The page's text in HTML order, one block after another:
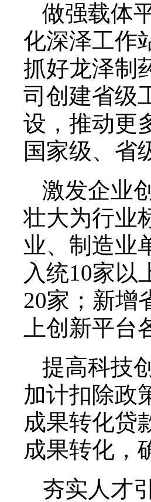
做强载体
化深泽工作
抓好龙泽制
司创建省级
设，推动更
国家级、省
激发企业
壮大为行业
业、制造业
入统10家以
20家；新增
上创新平台
提高科技
加计扣除政
成果转化贷
成果转化，
夯实人才